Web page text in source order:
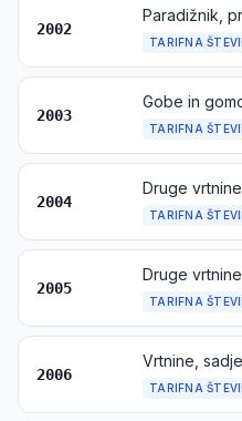
2002
TARIFNA
2003
TARIFNA
2004
TARIFNA
2005
TARIFNA
2006
TARIFNA